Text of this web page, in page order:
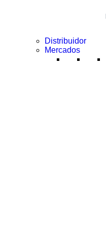
Distribuidor
Mercados